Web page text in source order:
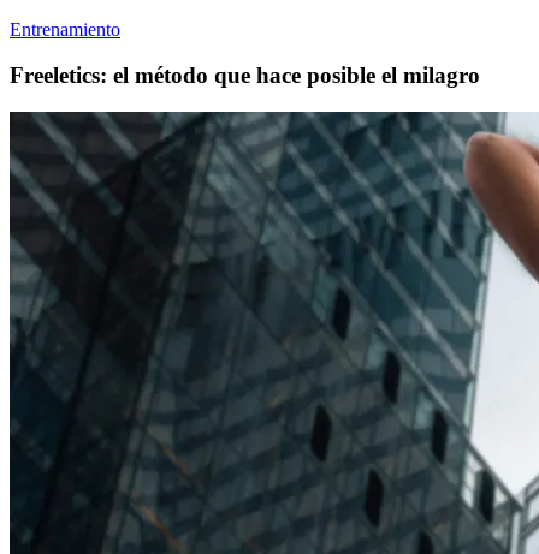
Entrenamiento
Freeletics: el método que hace posible el milagro